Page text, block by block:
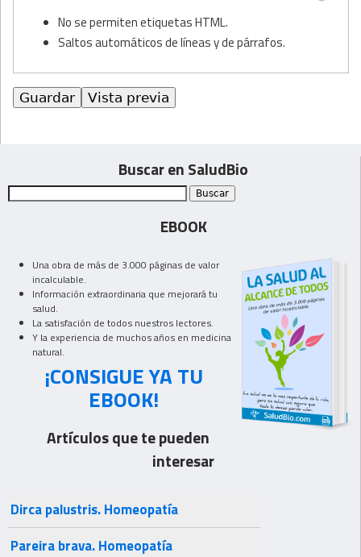
No se permiten etiquetas HTML.
Saltos automáticos de líneas y de párrafos.
Buscar en SaludBio
EBOOK
Una obra de más de 3.000 páginas de valor
incalculable.
Información extraordinaria que mejorará tu
salud.
La satisfación de todos nuestros lectores.
Y la experiencia de muchos años en medicina
natural.
¡CONSIGUE YA TU
EBOOK!
Artículos que te pueden
interesar
Dirca palustris. Homeopatía
Pareira brava. Homeopatía